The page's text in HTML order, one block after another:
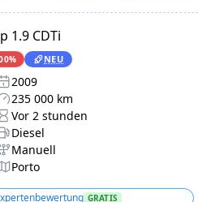
1.9 CDTi
% NEU
2009
235 000 km
Vor 2 stunden
Diesel
Manuell
Porto
GRATIS